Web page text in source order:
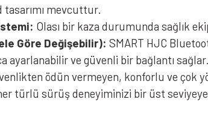
mevcuttur.
Olası bir kaza durumunda sağlık
Göre Değişebilir): SMART HJC
ayarlanabilir ve güvenli bir bağlantı sağlar.
ödün vermeyen, konforlu ve
türlü sürüş deneyiminizi bir üst seviyeye